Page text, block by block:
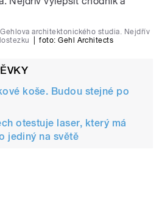
architektonického studia. Nejdřív
foto:Gehl Architects
koše. Budou stejné po
otestuje laser, který má
jediný na světě